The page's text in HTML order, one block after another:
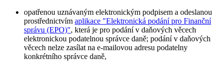
opatřenou uznávaným elektronickým podpisem a odeslanou
prostřednictvím aplikace "Elektronická podání pro Finanční
správu (EPO)", která je pro podání v daňových věcech
elektronickou podatelnou správce daně; podání v daňových
věcech nelze zasílat na e-mailovou adresu podatelny
konkrétního správce daně,